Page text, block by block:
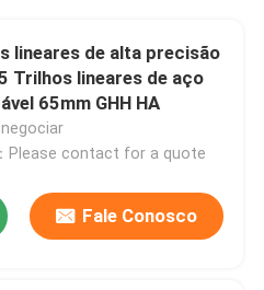
lineares de alta precisão
Trilhos lineares de aço
65mm GHH HA
negociar
Please contact for a quote
Fale Conosco